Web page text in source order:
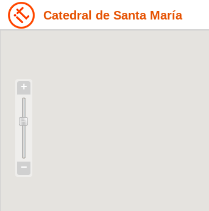
Catedral de Santa María
+
−